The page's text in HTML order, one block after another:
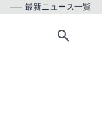
最新ニュース一覧